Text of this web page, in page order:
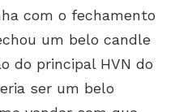
com o fechamento
um belo candle
do principal HVN do
ser um belo